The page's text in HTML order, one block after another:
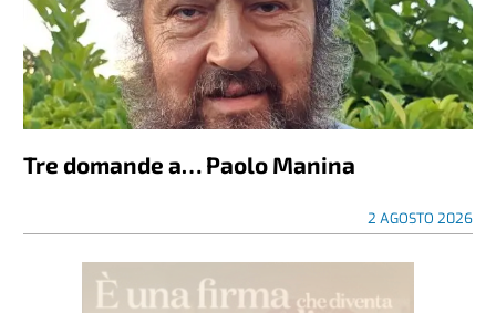
Tre domande a… Paolo Manina
2 AGOSTO 2026